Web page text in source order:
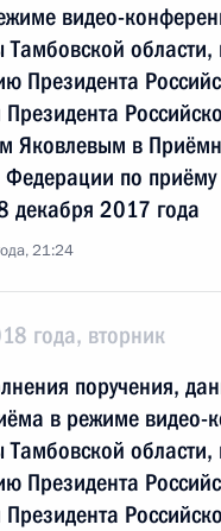
видео-
Тамбовской области,
Президента
Президента
Яковлевым в
Федерации по
декабря 2017 года
21:24
года, вторник
поручения,
в режиме видео-
Тамбовской области,
Президента
Президента